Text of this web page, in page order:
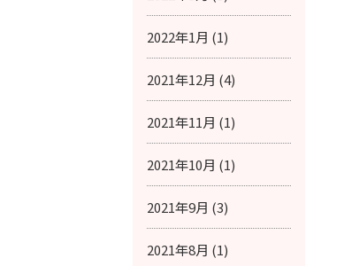
2022年1月 (1)
2021年12月 (4)
2021年11月 (1)
2021年10月 (1)
2021年9月 (3)
2021年8月 (1)